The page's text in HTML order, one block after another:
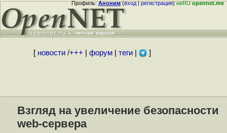
Профиль:Аноним(вход|регистрация)неRUopennet.me
[ новости/+++ форум| теги| ]
Взгляд на увеличение безопасности
web-сервера